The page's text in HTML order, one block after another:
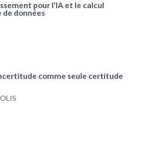
pour l'IA et le calcul
de données
comme seule certitude